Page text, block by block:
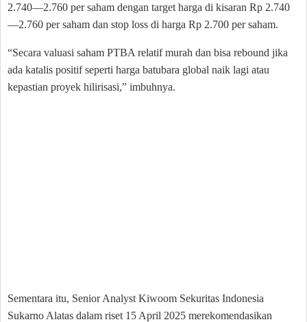
2.740—2.760 per saham dengan target harga di kisaran Rp 2.740
—2.760 per saham dan stop loss di harga Rp 2.700 per saham.
“Secara valuasi saham PTBA relatif murah dan bisa rebound jika
ada katalis positif seperti harga batubara global naik lagi atau
kepastian proyek hilirisasi,” imbuhnya.
Sementara itu, Senior Analyst Kiwoom Sekuritas Indonesia
Sukarno Alatas dalam riset 15 April 2025 merekomendasikan